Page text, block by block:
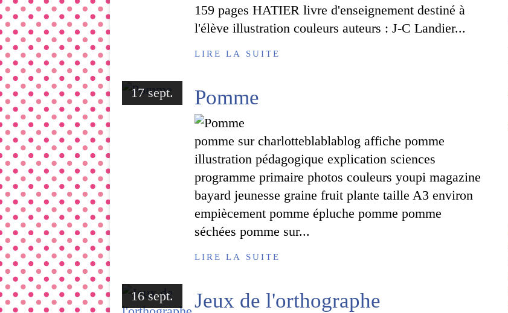
159 pages HATIER livre d'enseignement destiné à
l'élève illustration couleurs auteurs : J-C Landier...
LIRE LA SUITE
17 sept. Pomme
pomme sur charlotteblablablog affiche pomme
illustration pédagogique explication sciences
programme primaire photos couleurs youpi magazine
bayard jeunesse graine fruit plante taille A3 environ
empiècement pomme épluche pomme pomme
séchées pomme sur...
LIRE LA SUITE
16 sept. Jeux de l'orthographe